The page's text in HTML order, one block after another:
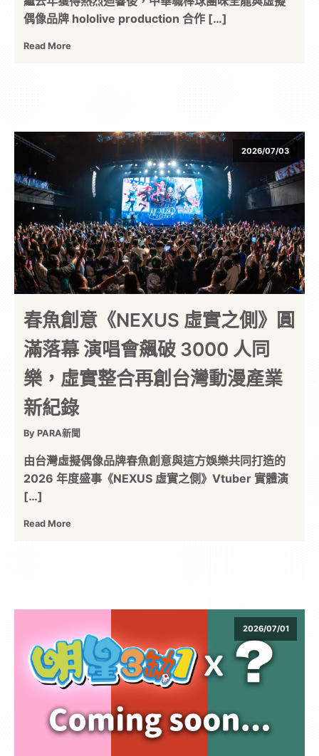
位
資
平
台
偶像品牌 hololive production 合作 […]
Read More
2026/07/03
春魚創意《NEXUS 虛實之側》圓
滿落幕 演唱會飆破 3000 人同
樂，虛實整合再創台灣動漫產業
新紀錄
By PARA新聞
由台灣虛擬偶像品牌春魚創意與這方娛樂共同打造的
2026 年度盛事《NEXUS 虛實之側》Vtuber 實體演
[…]
Read More
2026/07/01